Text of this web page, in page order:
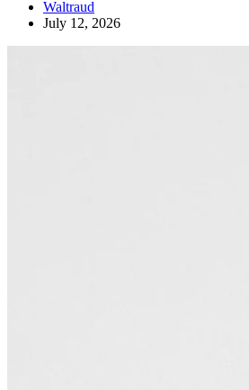
Waltraud
July 12, 2026